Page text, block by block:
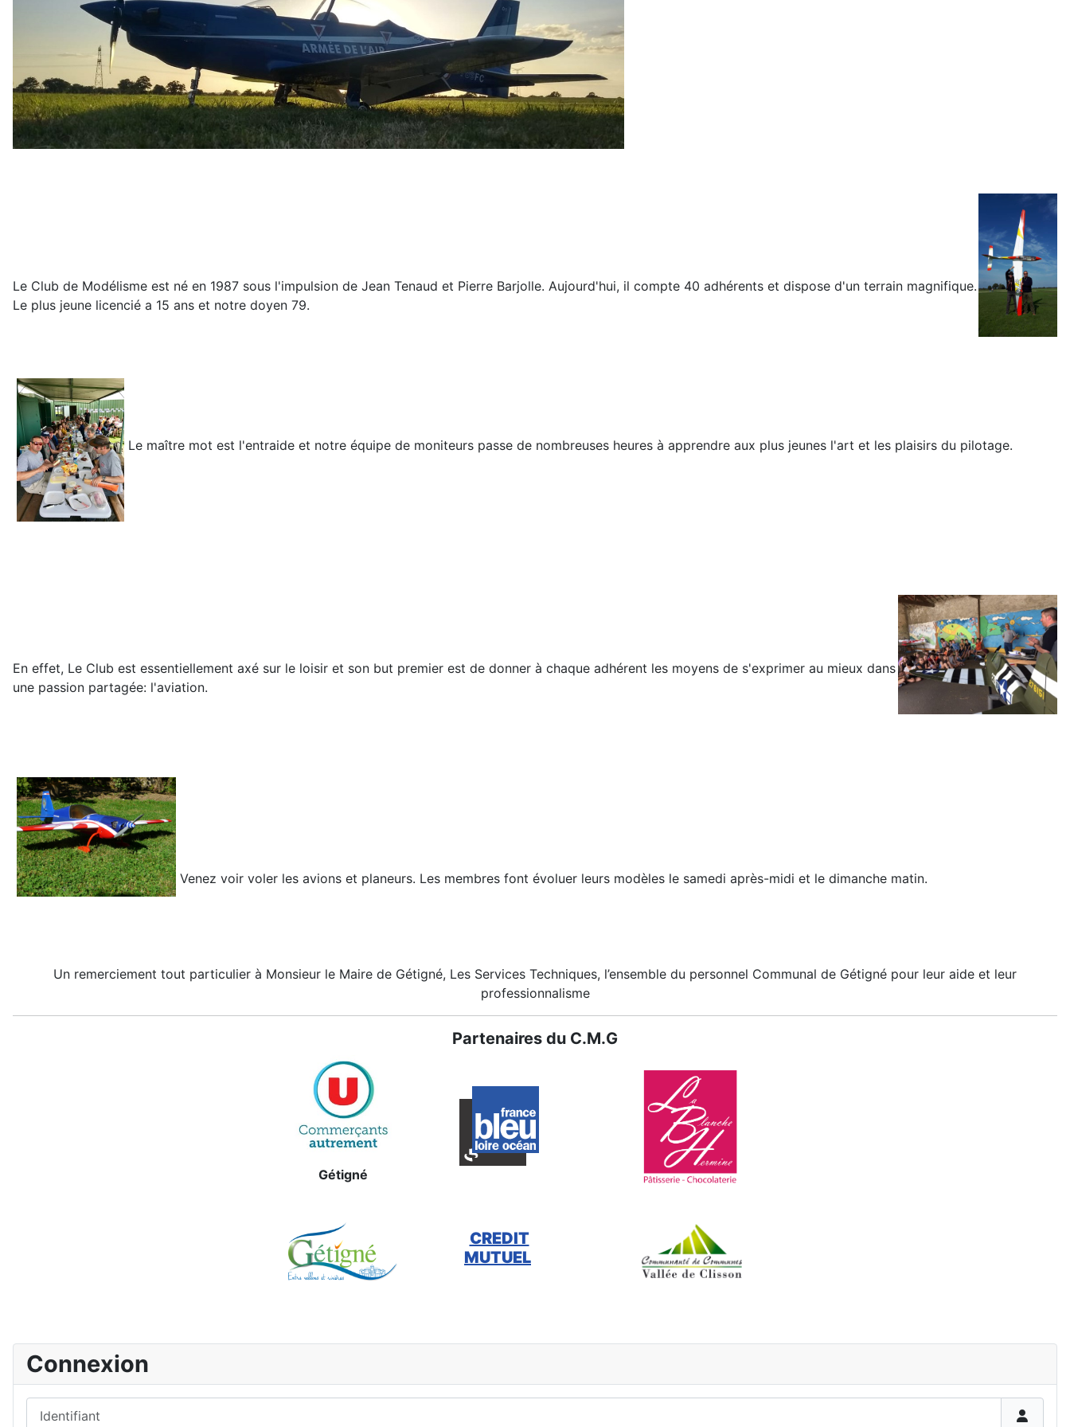
Le Club de Modélisme est né en 1987 sous l'impulsion de Jean Tenaud et Pierre Barjolle. Aujourd'hui, il compte 40 adhérents et dispose d'un terrain magnifique.
Le plus jeune licencié a 15 ans et notre doyen 79.
Le maître mot est l'entraide et notre équipe de moniteurs passe de nombreuses heures à apprendre aux plus jeunes l'art et les plaisirs du pilotage.
En effet, Le Club est essentiellement axé sur le loisir et son but premier est de donner à chaque adhérent les moyens de s'exprimer au mieux dans
une passion partagée: l'aviation.
Venez voir voler les avions et planeurs. Les membres font évoluer leurs modèles le samedi après-midi et le dimanche matin.
Un remerciement tout particulier à Monsieur le Maire de Gétigné, Les Services Techniques, l’ensemble du personnel Communal de Gétigné pour leur aide et leur
professionnalisme
Partenaires du C.M.G
Gétigné
CREDIT
MUTUEL
Connexion